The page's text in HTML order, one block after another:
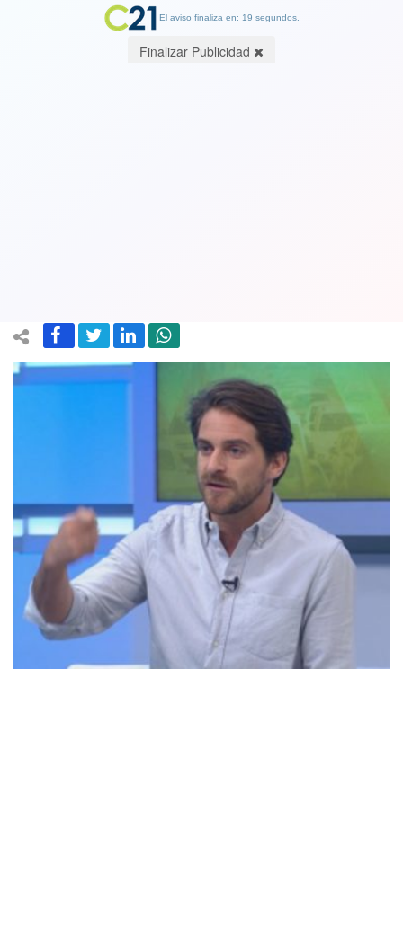
El aviso finaliza en: 19 segundos.
Finalizar Publicidad